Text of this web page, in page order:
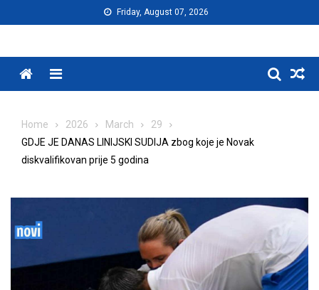
to
Friday, August 07, 2026
Menu
Home 2026 March
29
GDJE JE DANAS LINIJSKI SUDIJA zbog koje je Novak
diskvalifikovan prije 5 godina